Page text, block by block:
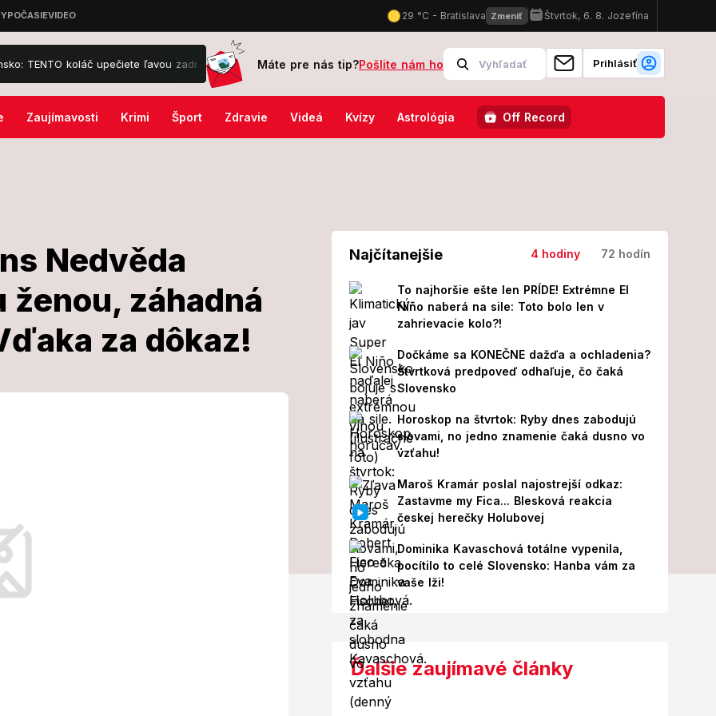
upečiete ľavou zadnou! Tieto 3 znamenia čaká náhla úľava: Prestaňte mlčať! Stane sa niečo neobyčajné Bizarná dráma vo
Máte pre nás tip?Pošlite nám ho Prihlásiť
Zaujímavosti Krimi Šport Zdravie Videá Kvízy Astrológia Off Record
Nedvěda
záhadná
za dôkaz!
Rolins
nafotili s
za dôkaz!
Najčítanejšie 4 hodiny 72 hodín
To najhoršie ešte len PRÍDE! Extrémne El
Niño naberá na sile: Toto bolo len v
zahrievacie kolo?!
Dočkáme sa KONEČNE dažďa a ochladenia?
Štvrtková predpoveď odhaľuje, čo čaká
Slovensko
Horoskop na štvrtok: Ryby dnes zabodujú
slovami, no jedno znamenie čaká dusno vo
vzťahu!
Maroš Kramár poslal najostrejší odkaz:
Zastavme my Fica... Blesková reakcia
českej herečky Holubovej
Dominika Kavaschová totálne vypenila,
pocítilo to celé Slovensko: Hanba vám za
vaše lži!
Ďalšie zaujímavé články
Video